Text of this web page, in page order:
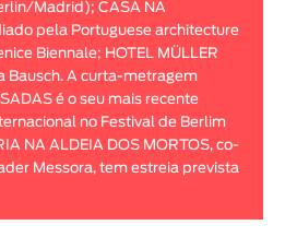
Madrid); CASA NA
pela Portuguese architecture
Biennale; HOTEL MÜLLER
Bausch. A curta-metragem
é o seu mais recente
no Festival de Berlim
NA ALDEIA DOS MORTOS, co-
Messora, tem estreia prevista